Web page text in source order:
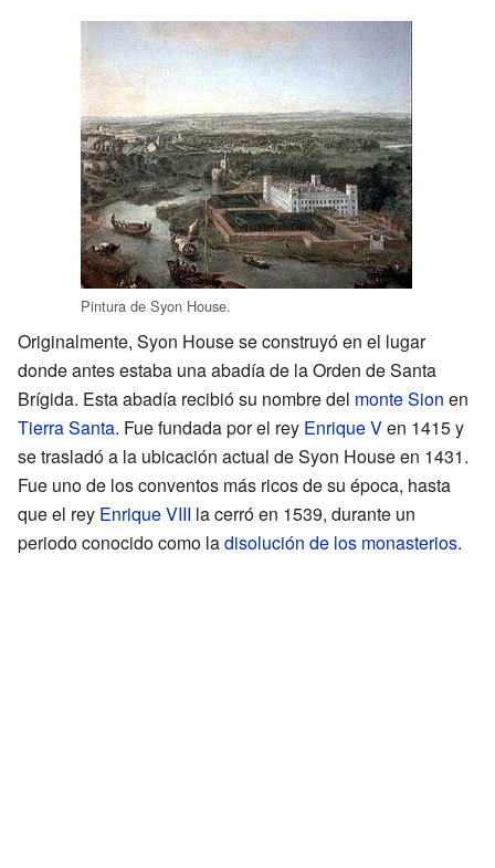
Pintura de Syon House.
Originalmente, Syon House se construyó en el lugar
donde antes estaba una abadía de la Orden de Santa
Brígida. Esta abadía recibió su nombre del monte Sion en
Tierra Santa. Fue fundada por el rey Enrique Ven 1415 y
se trasladó a la ubicación actual de Syon House en 1431.
Fue uno de los conventos más ricos de su época, hasta
que el rey Enrique VIII la cerró en 1539, durante un
periodo conocido como ladisolución de los monasterios.